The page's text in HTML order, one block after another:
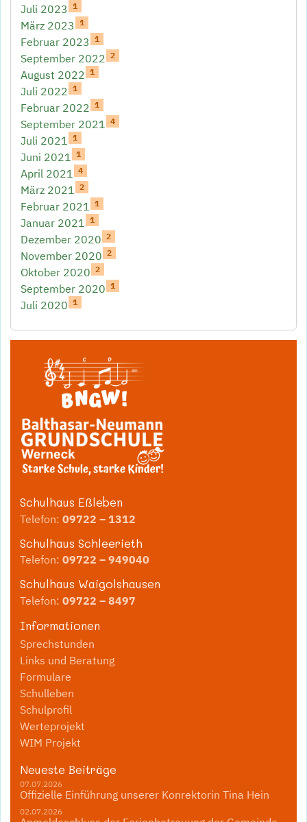
Juli 2023 1
März 2023 1
Februar 2023 1
September 2022 2
August 2022 1
Juli 2022 1
Februar 2022 1
September 2021 4
Juli 2021 1
Juni 2021 1
April 2021 4
März 2021 2
Februar 2021 1
Januar 2021 1
Dezember 2020 2
November 2020 2
Oktober 2020 2
September 2020 1
Juli 2020 1
Schulhaus Eßleben
Telefon: 09722 – 1312
Schulhaus Schleerieth
Telefon: 09722 – 949040
Schulhaus Waigolshausen
Telefon: 09722 – 8497
Informationen
Sprechstunden
Links und Beratung
Formulare
Schulleben
Schulprofil
Werteprojekt
WIM Projekt
Neueste Beiträge
Offizielle Einführung unserer Konrektorin Tina Hein
07.07.2026
02.07.2026